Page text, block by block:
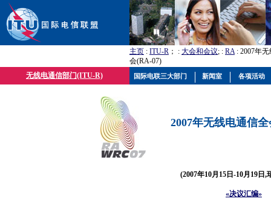
主页 : ITU-R ； : 大会和会议; : RA: 2007年
会(RA-07)
无线电通信部门(ITU-R)
2007年无线电通信
(2007年10月15日-10月19日,
«决议汇编»
国际电联三大部门 新闻室 各项活动